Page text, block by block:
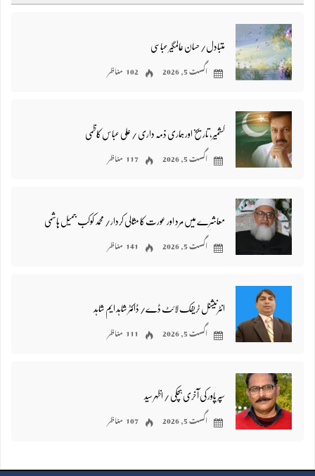
متبادل/ حسان عالمگیر عباسی
اگست 5, 2026 102 مناظر
کشمیر، تاریخ اور ہماری ذمہ داری / علی عباس کاظمی
اگست 5, 2026 117 مناظر
معاشرے میں مرد اور عورت کا مثالی کردار/ محمد کوکب جمیل ہاشمی
اگست 5, 2026 141 مناظر
انٹرنیشنل ٹریفک لائٹ ڈے/ ڈاکٹر شاہد ایم شاہد
اگست 5, 2026 111 مناظر
سپر پاور کی آخری ہچکی / اظہر سید
اگست 5, 2026 107 مناظر